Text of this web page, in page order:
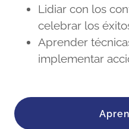
Lidiar con los
celebrar los
Aprender
implementar